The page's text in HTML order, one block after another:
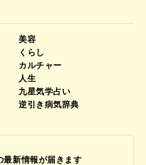
美容
くらし
カルチャー
人生
九星気学占い
逆引き病気辞典
最新情報が届きます